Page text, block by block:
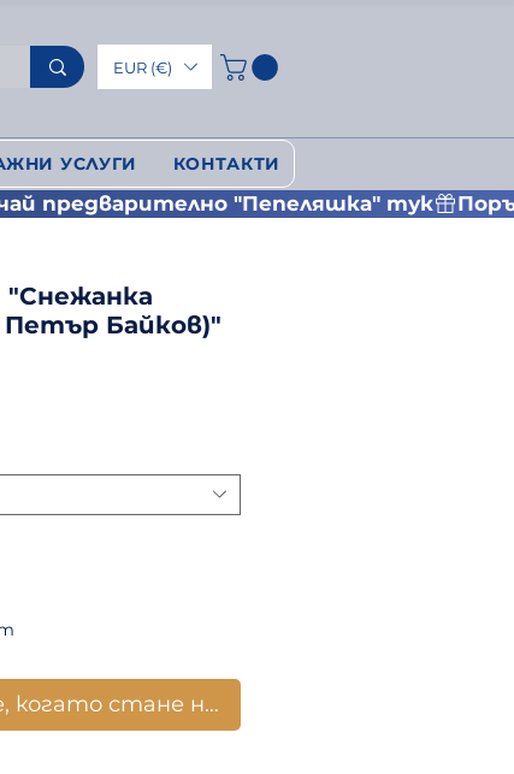
EUR (€)
УСЛУГИ КОНТАКТИ
"Снежанка
Байков)"
когато стане наличен